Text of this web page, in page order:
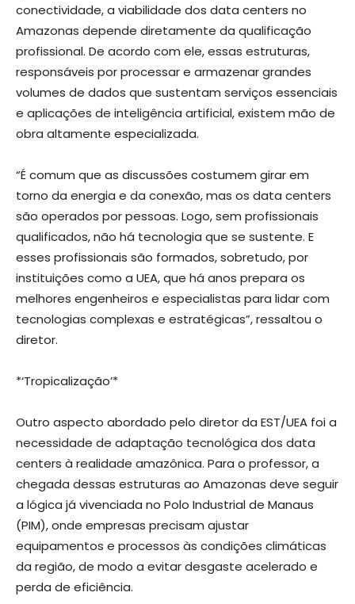
conectividade, a viabilidade dos data centers no
Amazonas depende diretamente da qualificação
profissional. De acordo com ele, essas estruturas,
responsáveis por processar e armazenar grandes
volumes de dados que sustentam serviços essenciais
e aplicações de inteligência artificial, existem mão de
obra altamente especializada.
“É comum que as discussões costumem girar em
torno da energia e da conexão, mas os data centers
são operados por pessoas. Logo, sem profissionais
qualificados, não há tecnologia que se sustente. E
esses profissionais são formados, sobretudo, por
instituições como a UEA, que há anos prepara os
melhores engenheiros e especialistas para lidar com
tecnologias complexas e estratégicas”, ressaltou o
diretor.
*‘Tropicalização’*
Outro aspecto abordado pelo diretor da EST/UEA foi a
necessidade de adaptação tecnológica dos data
centers à realidade amazônica. Para o professor, a
chegada dessas estruturas ao Amazonas deve seguir
a lógica já vivenciada no Polo Industrial de Manaus
(PIM), onde empresas precisam ajustar
equipamentos e processos às condições climáticas
da região, de modo a evitar desgaste acelerado e
perda de eficiência.